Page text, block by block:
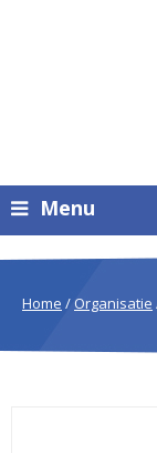
Menu
Home /Organisatie